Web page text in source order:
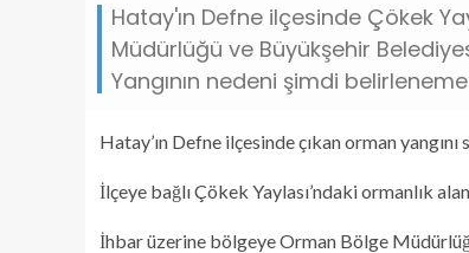
Hatay'ın Defne ilçesinde Çökek
Müdürlüğü ve Büyükşehir
Yangının nedeni şimdi
Hatay’ın Defne ilçesinde çıkan orman yangını
İlçeye bağlı Çökek Yaylası’ndaki ormanlık
İhbar üzerine bölgeye Orman Bölge